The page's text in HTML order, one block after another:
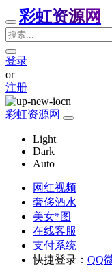
彩虹资源网
登录
or
注册
彩虹资源网
Light
Dark
Auto
网红视频
奢侈酒水
美女*图
在线客服
支付系统
快捷登录： QQ